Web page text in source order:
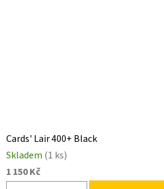
Cards' Lair 400+ Black
Skladem (1 ks)
1 150 Kč